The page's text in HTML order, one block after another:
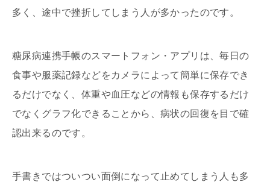
多く、途中で挫折してしまう人が多かったのです。
糖尿病連携手帳のスマートフォン・アプリは、毎日の
食事や服薬記録などをカメラによって簡単に保存でき
るだけでなく、体重や血圧などの情報も保存するだけ
でなくグラフ化できることから、病状の回復を目で確
認出来るのです。
手書きではついつい面倒になって止めてしまう人も多